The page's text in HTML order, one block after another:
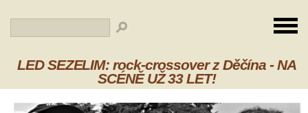
LED SEZELIM: rock-crossover z Děčína - NA
SCÉNĚ UŽ 33 LET!